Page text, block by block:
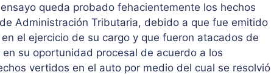
queda probado fehacientemente los hechos
Administración Tributaria, debido a que fue emitido
el ejercicio de su cargo y que fueron atacados de
su oportunidad procesal de acuerdo a los
vertidos en el auto por medio del cual se resolvió